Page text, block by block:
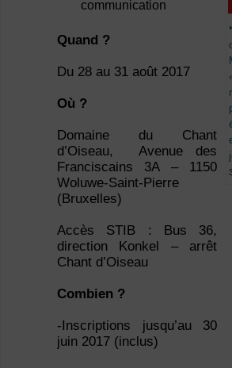
communication
Quand ?
Du 28 au 31 août 2017
Où ?
Domaine du Chant
d’Oiseau, Avenue des
Franciscains 3A – 1150
Woluwe-Saint-Pierre
(Bruxelles)
Accès STIB : Bus 36,
direction Konkel – arrêt
Chant d’Oiseau
Combien ?
-Inscriptions jusqu’au 30
juin 2017 (inclus)